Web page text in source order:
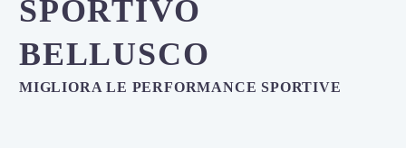
SPORTIVO
BELLUSCO
MIGLIORA LE PERFORMANCE SPORTIVE